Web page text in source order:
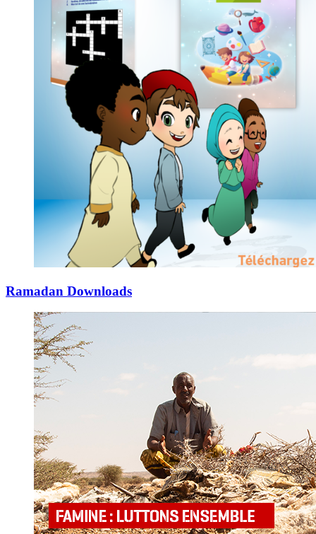
Ramadan Downloads